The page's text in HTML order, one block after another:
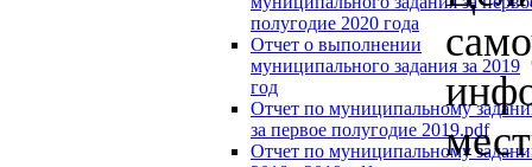
полугодие 2020 года
Отчет о выполнении
муниципального задания за 2019
год
Отчет по муниципальному
за первое полугодие 2019.pdf
Отчет по муниципальному